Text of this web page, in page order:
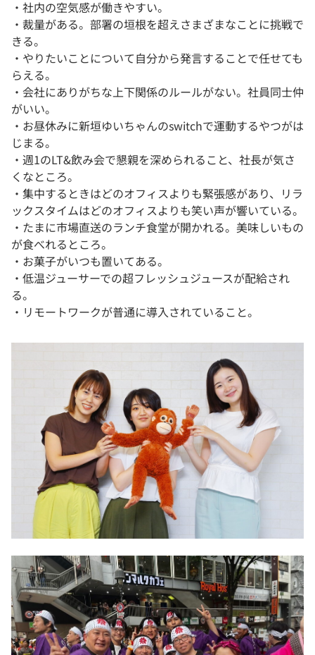
・社内の空気感が働きやすい。
・裁量がある。部署の垣根を超えさまざまなことに挑戦で
きる。
・やりたいことについて自分から発言することで任せても
らえる。
・会社にありがちな上下関係のルールがない。社員同士仲
がいい。
・お昼休みに新垣ゆいちゃんのswitchで運動するやつがは
じまる。
・週1のLT&飲み会で懇親を深められること、社長が気さ
くなところ。
・集中するときはどのオフィスよりも緊張感があり、リラ
ックスタイムはどのオフィスよりも笑い声が響いている。
・たまに市場直送のランチ食堂が開かれる。美味しいもの
が食べれるところ。
・お菓子がいつも置いてある。
・低温ジューサーでの超フレッシュジュースが配給され
る。
・リモートワークが普通に導入されていること。